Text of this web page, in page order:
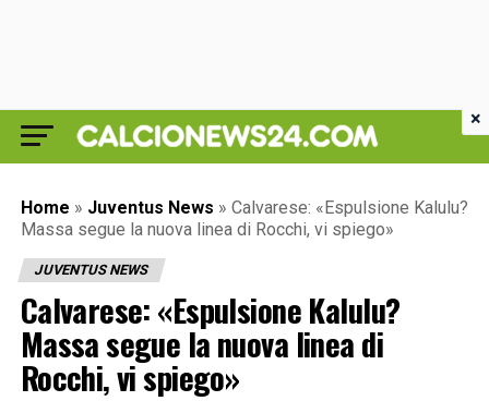
Home » Juventus News » Calvarese: «Espulsione Kalulu?
Massa segue la nuova linea di Rocchi, vi spiego»
JUVENTUS NEWS
Calvarese: «Espulsione Kalulu?
Massa segue la nuova linea di
Rocchi, vi spiego»
×